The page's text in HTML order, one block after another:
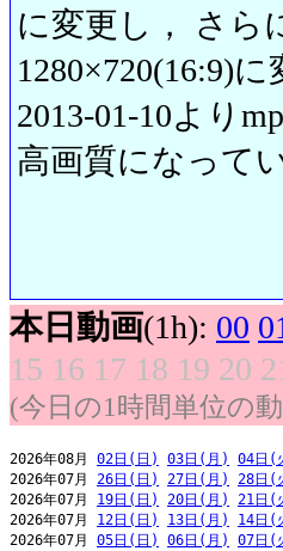
に変更し， さら
1280×720(16:9)
2013-01-10より
高画質になって
本日動画(1h): 00
15 16 17 18 19 20
(今日の1時間単位の
2026年08月 02日(日) 03日(月) 04日(
2026年07月 26日(日) 27日(月) 28日(
2026年07月 19日(日) 20日(月) 21日(
2026年07月 12日(日) 13日(月) 14日(
2026年07月 05日(日) 06日(月) 07日(